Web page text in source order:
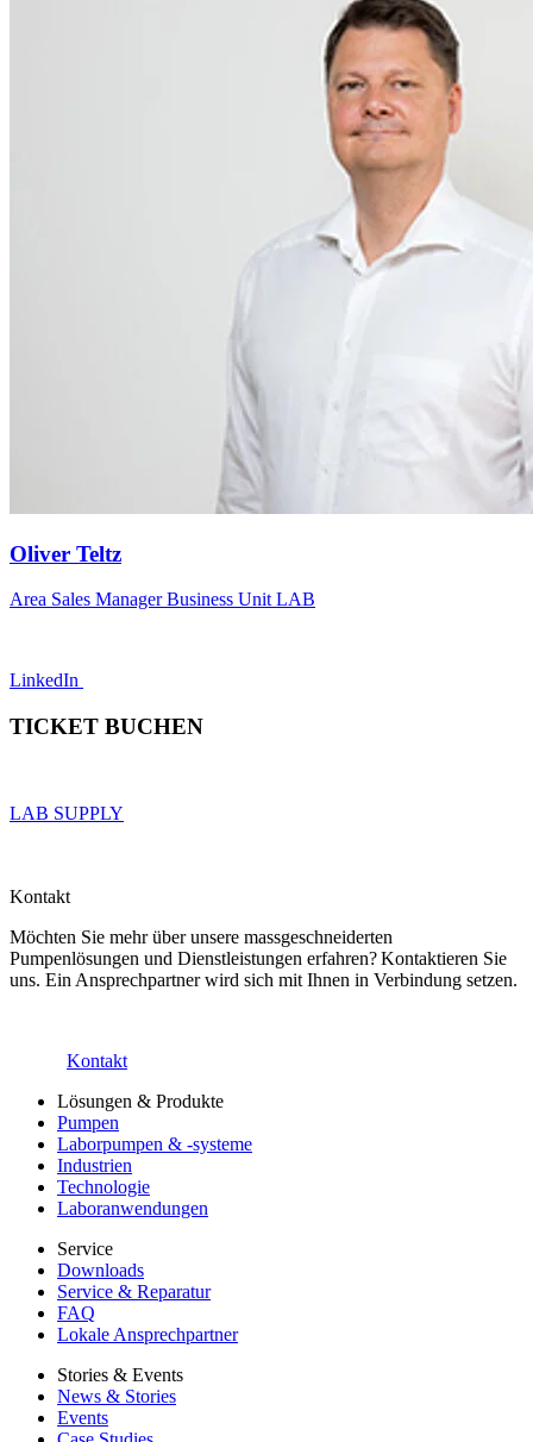
Oliver Teltz
Area Sales Manager Business Unit LAB
LinkedIn
TICKET BUCHEN
LAB SUPPLY
Kontakt
Möchten Sie mehr über unsere massgeschneiderten
Pumpenlösungen und Dienstleistungen erfahren? Kontaktieren Sie
uns. Ein Ansprechpartner wird sich mit Ihnen in Verbindung setzen.
Kontakt
Lösungen & Produkte
Pumpen
Laborpumpen & -systeme
Industrien
Technologie
Laboranwendungen
Service
Downloads
Service & Reparatur
FAQ
Lokale Ansprechpartner
Stories & Events
News & Stories
Events